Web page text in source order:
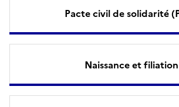
Pacte civil de solidarité
Naissance et filiation